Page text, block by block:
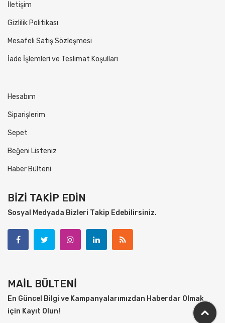
İletişim
Gizlilik Politikası
Mesafeli Satış Sözleşmesi
İade İşlemleri ve Teslimat Koşulları
Hesabım
Siparişlerim
Sepet
Beğeni Listeniz
Haber Bülteni
BİZİ TAKİP EDİN
Sosyal Medyada Bizleri Takip Edebilirsiniz.
MAİL BÜLTENİ
En Güncel Bilgi ve Kampanyalarımızdan Haberdar Olmak
için Kayıt Olun!